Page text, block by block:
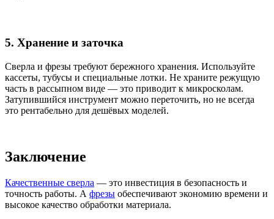
5. Хранение и заточка
Сверла и фрезы требуют бережного хранения. Используйте
кассеты, тубусы и специальные лотки. Не храните режущую
часть в рассыпном виде — это приводит к микросколам.
Затупившийся инструмент можно переточить, но не всегда
это рентабельно для дешёвых моделей.
Заключение
Качественные сверла — это инвестиция в безопасность и
точность работы. А фрезы обеспечивают экономию времени и
высокое качество обработки материала.